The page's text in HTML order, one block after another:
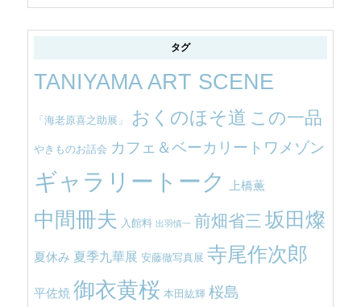
タグ
TANIYAMA ART SCENE
「海老原喜之助展」 おくのほそ道 この一品
やきものお話会 カフェ＆ベーカリートワメゾン
ギャラリートーク 上橋薫
中間冊夫 入館料 出羽慎一 前畑省三 坂田燦
夏休み 夏季九華展 安藤徹写真展 寺尾作次郎
平佐焼 御衣黄桜 本田紘輝 桜島